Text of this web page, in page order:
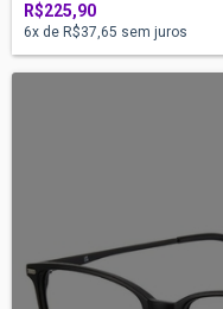
R$225,90
6x de R$37,65 sem juros